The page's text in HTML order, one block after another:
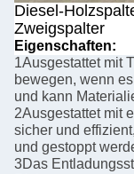
Diesel-
Zweigspalter
Eigenschaften:
1Ausgestattet mit
bewegen, wenn
und kann
2Ausgestattet mit
sicher und
und gestoppt
3Das